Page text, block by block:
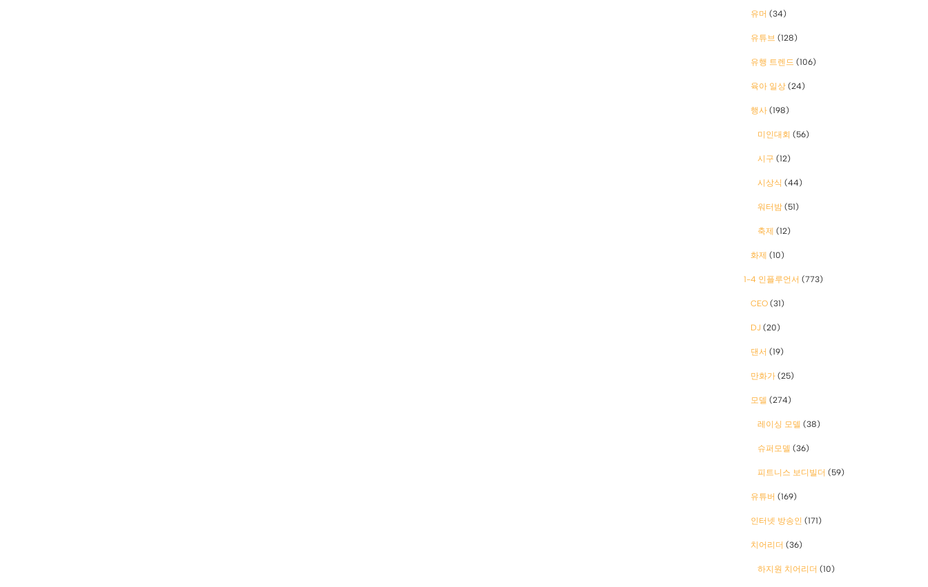
유머 (34)
유튜브 (128)
유행 트렌드 (106)
육아 일상 (24)
행사 (198)
미인대회 (56)
시구 (12)
시상식 (44)
워터밤 (51)
축제 (12)
화제 (10)
1-4 인플루언서 (773)
CEO (31)
DJ (20)
댄서 (19)
만화가 (25)
모델 (274)
레이싱 모델 (38)
슈퍼모델 (36)
피트니스 보디빌더 (59)
유튜버 (169)
인터넷 방송인 (171)
치어리더 (36)
하지원 치어리더 (10)